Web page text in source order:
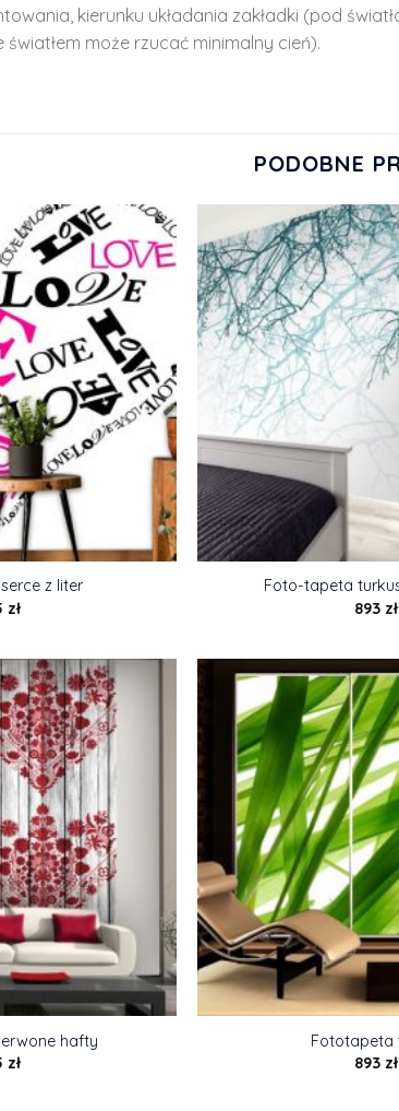
kierunku układania zakładki (pod
światłem może rzucać minimalny cień).
PODOBNE
z liter
zł
Foto-tapeta
893 zł
hafty
zł
Fototapeta
893 zł